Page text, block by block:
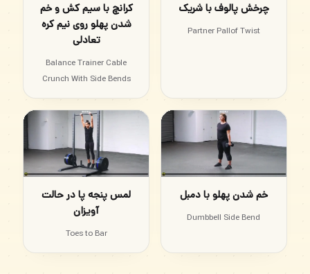
چرخش پالوف با شریک
Partner Pallof Twist
کرانچ با سیم کش و خم
شدن پهلو روی نیم کره
تعادلی
Balance Trainer Cable
Crunch With Side Bends
خم شدن پهلو با دمبل
Dumbbell Side Bend
لمس پنجه پا در حالت
آویزان
Toes to Bar